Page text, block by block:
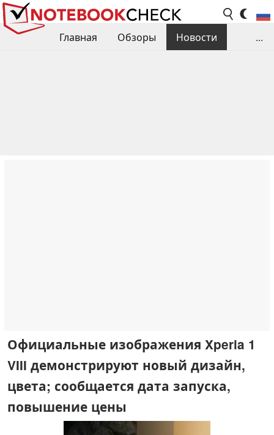
Главная Обзоры
Новости
...
Официальные изображения Xperia 1
VIII демонстрируют новый дизайн,
цвета; сообщается дата запуска,
повышение цены